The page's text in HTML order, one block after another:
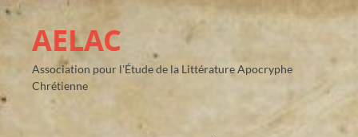
AELAC
Association pour l'Étude de la Littérature Apocryphe
Chrétienne